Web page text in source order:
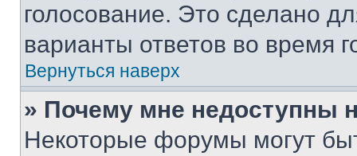
голосование. Это сделано
варианты ответов во время
Вернуться наверх
» Почему мне недоступны
Некоторые форумы могут